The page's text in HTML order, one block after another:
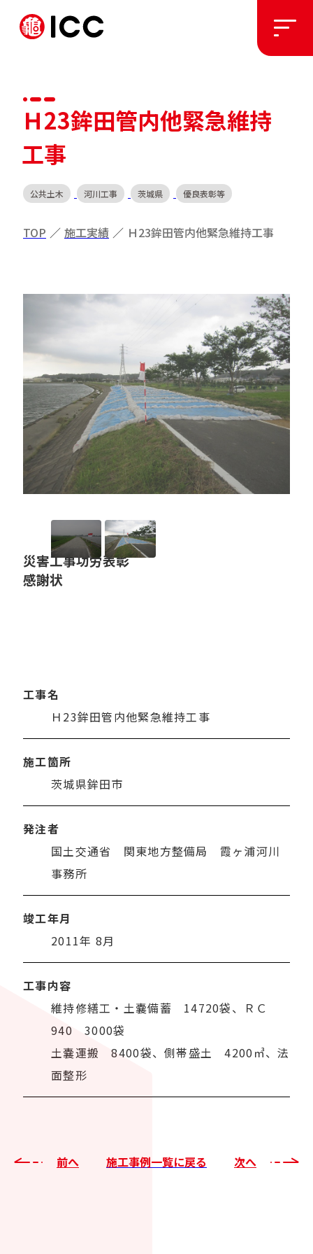
施工実績
私たちについて
お知らせ
セキュリティポリシー
Ｈ23鉾田管内他緊急維持
工事
公共土木 河川工事 茨城県 優良表彰等
TOP ／ 施工実績 ／ Ｈ23鉾田管内他緊急維持工事
災害工事功労表彰
感謝状
工事名
Ｈ23鉾田管内他緊急維持工事
施工箇所
茨城県鉾田市
発注者
国土交通省 関東地方整備局 霞ヶ浦河川
事務所
竣工年月
2011年 8月
工事内容
維持修繕工・土嚢備蓄 14720袋、ＲＣ
940 3000袋
土嚢運搬 8400袋、側帯盛土 4200㎥、法
面整形
前へ 施工事例一覧に戻る 次へ